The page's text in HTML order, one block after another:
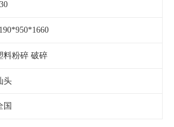
料粉碎 破碎
头
国